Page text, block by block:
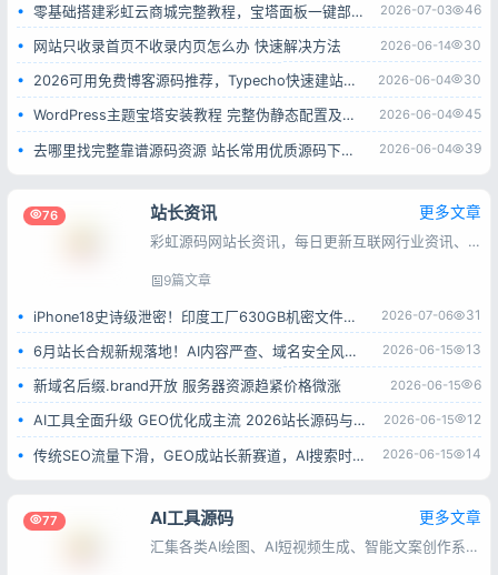
零基础搭建彩虹云商城完整教程，宝塔面板一键部署小白也能学会 2026-07-03 46
网站只收录首页不收录内页怎么办 快速解决方法 2026-06-14 30
2026可用免费博客源码推荐，Typecho快速建站全过程 2026-06-04 30
WordPress主题宝塔安装教程 完整伪静态配置及报错解决方法 2026-06-04 45
去哪里找完整靠谱源码资源 站长常用优质源码下载平台 2026-06-04 39
76 站长资讯 更多文章
彩虹源码网站长资讯，每日更新互联网行业资讯、搜索引擎动态、建站运维及推广技巧，为站长与互联网从业者提供实用参考。
9篇文章
iPhone18史诗级泄密！印度工厂630GB机密文件全流出 2026-07-06 31
6月站长合规新规落地！AI内容严查、域名安全风险全面升级 2026-06-15 13
新域名后缀.brand开放 服务器资源趋紧价格微涨 2026-06-15 6
AI工具全面升级 GEO优化成主流 2026站长源码与工具赛道解析 2026-06-15 12
传统SEO流量下滑，GEO成站长新赛道，AI搜索时代该如何转型 2026-06-15 14
77 AI工具源码 更多文章
汇集各类AI绘图、AI短视频生成、智能文案创作系统源码，涵盖多接口对接、会员付费、流量变现类程序，源码完整可用，上手简单，方便搭建AI智能创作平台。